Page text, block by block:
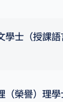
士（授課語
（榮譽）理